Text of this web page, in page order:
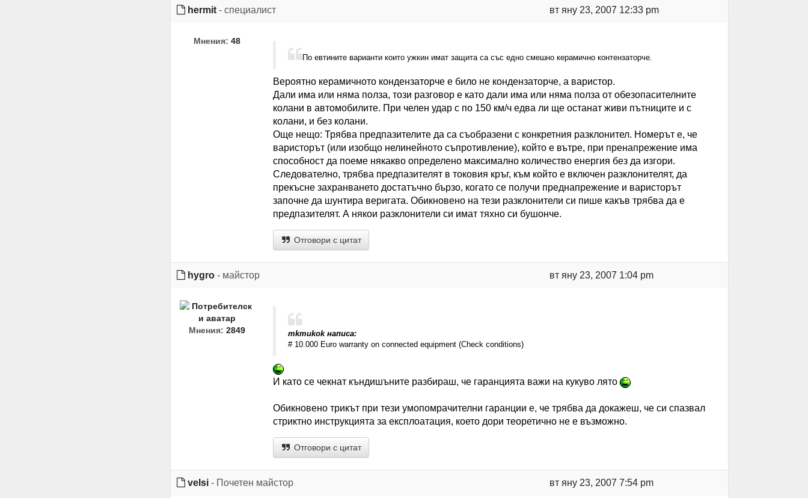
hermit - специалист вт яну 23, 2007 12:33 pm
Мнения: 48
По евтините варианти които ужкин имат защита са със едно смешно керамично контензаторче.
Вероятно керамичното кондензаторче е било не кондензаторче, а варистор.
Дали има или няма полза, този разговор е като дали има или няма полза от обезопасителните
колани в автомобилите. При челен удар с по 150 км/ч едва ли ще останат живи пътниците и с
колани, и без колани.
Още нещо: Трябва предпазителите да са съобразени с конкретния разклонител. Номерът е, че
варисторът (или изобщо нелинейното съпротивление), който е вътре, при пренапрежение има
способност да поеме някакво определено максимално количество енергия без да изгори.
Следователно, трябва предпазителят в токовия кръг, към който е включен разклонителят, да
прекъсне захранването достатъчно бързо, когато се получи преднапрежение и варисторът
започне да шунтира веригата. Обикновено на тези разклонители си пише какъв трябва да е
предпазителят. А някои разклонители си имат тяхно си бушонче.
Отговори с цитат
hygro - майстор вт яну 23, 2007 1:04 pm
Мнения: 2849
mkmukok написа:
# 10.000 Euro warranty on connected equipment (Check conditions)
И като се чекнат къндишъните разбираш, че гаранцията важи на кукуво лято
Обикновено трикът при тези умопомрачителни гаранции е, че трябва да докажеш, че си спазвал
стриктно инструкцията за експлоатация, което дори теоретично не е възможно.
Отговори с цитат
velsi - Почетен майстор вт яну 23, 2007 7:54 pm